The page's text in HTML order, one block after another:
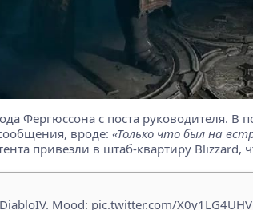
Фергюссона с поста руководителя.
вроде: «Только что был на
привезли в штаб-квартиру Blizzard,
Mood: pic.twitter.com/X0y1LG4UHV